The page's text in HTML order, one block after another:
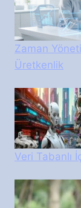
Zaman
Üretkenlik
Veri Tabanlı